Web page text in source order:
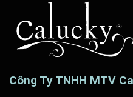
Công Ty TNHH MTV